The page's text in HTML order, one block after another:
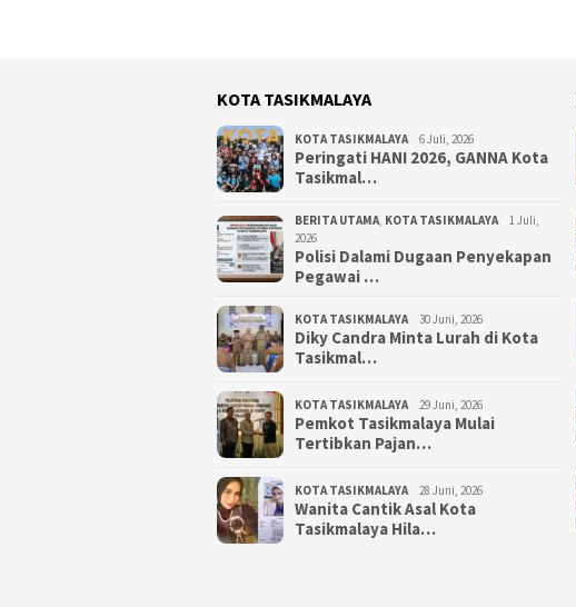
KOTA TASIKMALAYA
KOTA TASIKMALAYA 6 Juli, 2026
Peringati HANI 2026, GANNA Kota
Tasikmal…
BERITA UTAMA, KOTA TASIKMALAYA
1 Juli,
2026
Polisi Dalami Dugaan Penyekapan
Pegawai …
KOTA TASIKMALAYA 30 Juni, 2026
Diky Candra Minta Lurah di Kota
Tasikmal…
KOTA TASIKMALAYA 29 Juni, 2026
Pemkot Tasikmalaya Mulai
Tertibkan Pajan…
KOTA TASIKMALAYA 28 Juni, 2026
Wanita Cantik Asal Kota
Tasikmalaya Hila…